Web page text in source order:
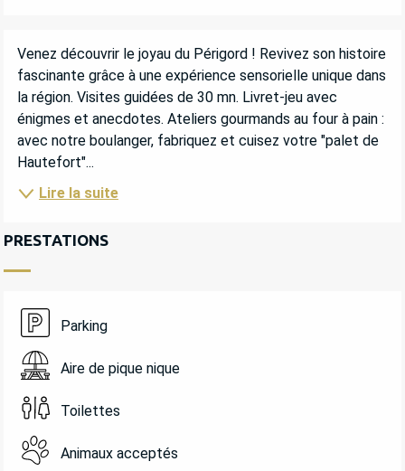
DESCRIPTION
Venez découvrir le joyau du Périgord ! Revivez son histoire
fascinante grâce à une expérience sensorielle unique dans
la région. Visites guidées de 30 mn. Livret-jeu avec
énigmes et anecdotes. Ateliers gourmands au four à pain :
avec notre boulanger, fabriquez et cuisez votre "palet de
Hautefort"...
Lire la suite
PRESTATIONS
Parking
Aire de pique nique
Toilettes
Animaux acceptés